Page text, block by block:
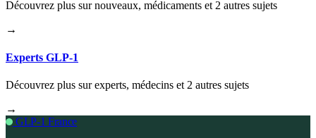
Découvrez plus sur nouveaux, médicaments et 2 autres sujets
→
Experts GLP-1
Découvrez plus sur experts, médecins et 2 autres sujets
→
GLP-1 France